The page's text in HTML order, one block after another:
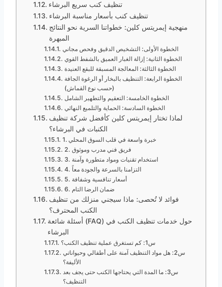
تنظيف كنب سريع البرشاء
تنظيف كنب بأسعار مناسبة البرشاء
منهجية إيمريتس كلين: خطواتنا السرية نحو النتائج
المبهرة
الخطوة الأولى: التشخيص الدقيق وفحص مجاني
الخطوة الثانية: إزالة الغبار العميق بالشفط القوي
الخطوة الثالثة: المعالجة المسبقة للبقع العنيدة
الخطوة الرابعة: التنظيف بالبخار أو الرغوة الجافة
(حسب نوع القماش)
الخطوة الخامسة: التعقيم والتطهير الشامل
الخطوة السادسة: الحماية والتلميع النهائي
لماذا تختار إيمريتس كلين كأفضل شركة تنظيف
الكنبات في البرشاء؟
1. خبرة واسعة في قلب السوق المحلي
2. فريق فني مدرب وموثوق
3. استخدام تقنيات ومواد متطورة وآمنة
4. التزامنا بالسرعة والجودة معاً
5. أسعار تنافسية وشفافة
6. ضمان الرضا التام
فوائد لا تُحصى: ماذا سيجني منزلك من تنظيف
الكنب المحترف؟
أسئلة شائعة (FAQ) حول خدمات تنظيف الكنب في
البرشاء
س1: كم تستغرق عملية تنظيف الكنب؟
س2: هل مواد التنظيف آمنة على أطفالي وحيواناتي
الأليفة؟
س3: ما المدة التي يحتاجها الكنب حتى يجف بعد
التنظيف؟